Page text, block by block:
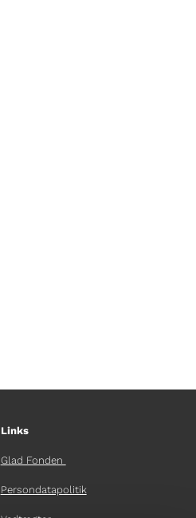
Links
Glad Fonden
Persondatapolitik